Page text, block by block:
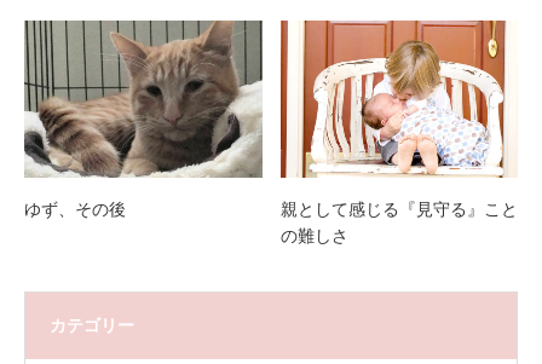
ゆず、その後
親として感じる『見守る』こと
の難しさ
カテゴリー